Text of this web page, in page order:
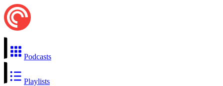
Podcasts
Playlists